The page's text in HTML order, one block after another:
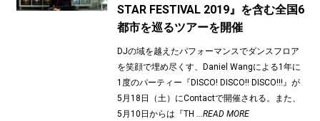
STAR FESTIVAL 2019』を含む全国6
都市を巡るツアーを開催
DJの域を越えたパフォーマンスでダンスフロア
を笑顔で埋め尽くす、Daniel Wangによる1年に
1度のパーティー『DISCO! DISCO!! DISCO!!!』が
5月18日（土）にContactで開催される。また、
5月10日からは『TH ...READ MORE